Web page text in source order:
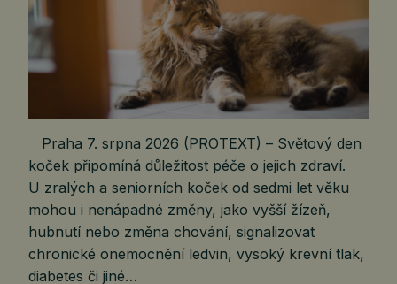
Praha 7. srpna 2026 (PROTEXT) – Světový den
koček připomíná důležitost péče o jejich zdraví.
U zralých a seniorních koček od sedmi let věku
mohou i nenápadné změny, jako vyšší žízeň,
hubnutí nebo změna chování, signalizovat
chronické onemocnění ledvin, vysoký krevní tlak,
diabetes či jiné…